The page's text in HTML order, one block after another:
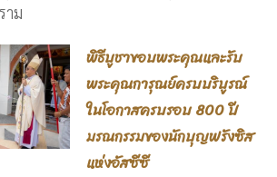
าม
พิธีบูชาขอบพระคุณและรับ
พระคุณการุณย์ครบบริบูรณ์
ในโอกาสครบรอบ 800 ปี
มรณกรรมของนักบุญฟรังซิส
แห่งอัสซีซี